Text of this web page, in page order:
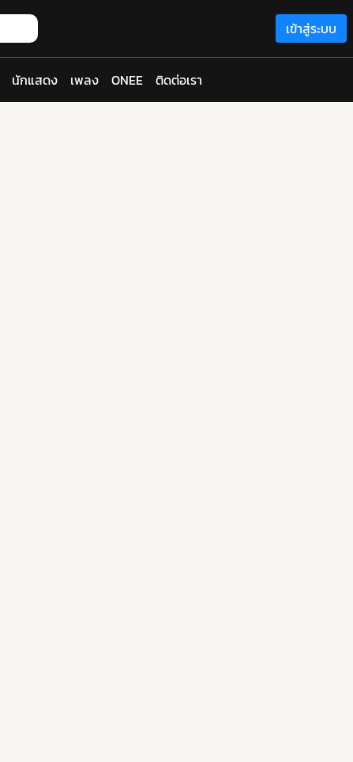
เข้าสู่ระบบ
นักแสดง เพลง ONEE ติดต่อเรา